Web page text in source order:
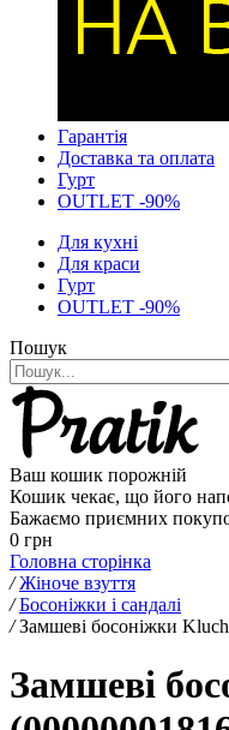
Гарантія
Доставка та оплата
Гурт
OUTLET -90%
Для кухні
Для краси
Гурт
OUTLET -90%
Пошук
Ваш кошик порожній
Кошик чекає, що його
Бажаємо приємних
0 грн
Головна сторінка
/ Жіноче взуття
/ Босоніжки і сандалі
/ Замшеві босоніжки
Замшеві